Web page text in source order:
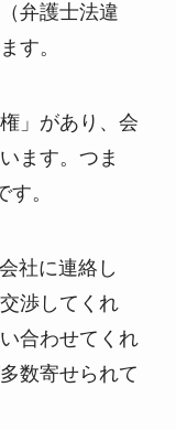
弁護士法違
す。
」があり、会
ます。つま
。
社に連絡し
渉してくれ
合わせてくれ
数寄せられて